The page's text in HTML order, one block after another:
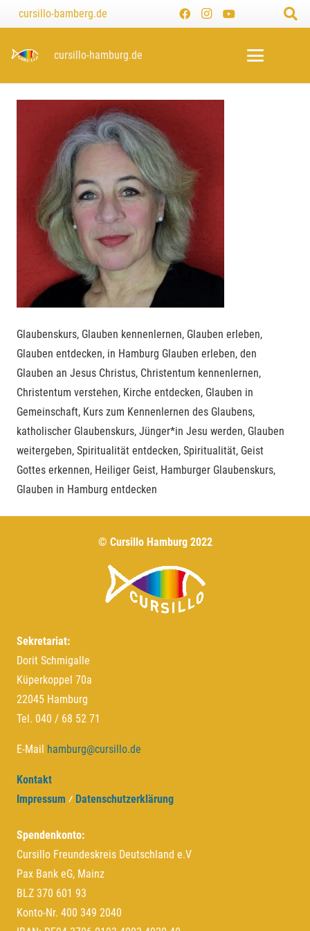
cursillo-bamberg.de
cursillo-hamburg.de
Glaubenskurs, Glauben kennenlernen, Glauben erleben,
Glauben entdecken, in Hamburg Glauben erleben, den
Glauben an Jesus Christus, Christentum kennenlernen,
Christentum verstehen, Kirche entdecken, Glauben in
Gemeinschaft, Kurs zum Kennenlernen des Glaubens,
katholischer Glaubenskurs, Jünger*in Jesu werden, Glauben
weitergeben, Spiritualität entdecken, Spiritualität, Geist
Gottes erkennen, Heiliger Geist, Hamburger Glaubenskurs,
Glauben in Hamburg entdecken
© Cursillo Hamburg 2022
Sekretariat:
Dorit Schmigalle
Küperkoppel 70a
22045 Hamburg
Tel. 040 / 68 52 71
E-Mail hamburg@cursillo.de
Kontakt
Impressum ⁄ Datenschutzerklärung
Spendenkonto:
Cursillo Freundeskreis Deutschland e.V
Pax Bank eG, Mainz
BLZ 370 601 93
Konto-Nr. 400 349 2040